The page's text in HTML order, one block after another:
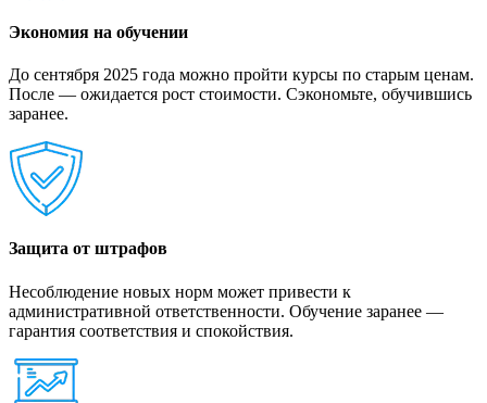
Экономия на обучении
До сентября 2025 года можно пройти курсы по старым ценам.
После — ожидается рост стоимости. Сэкономьте, обучившись
заранее.
Защита от штрафов
Несоблюдение новых норм может привести к
административной ответственности. Обучение заранее —
гарантия соответствия и спокойствия.